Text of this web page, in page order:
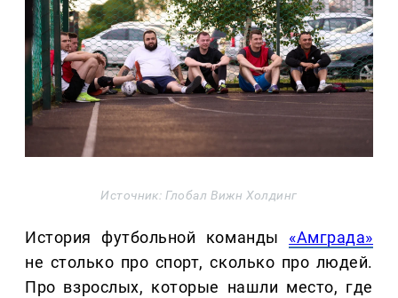
Источник: Глобал Вижн Холдинг
История футбольной команды «Амграда»
не столько про спорт, сколько про людей.
Про взрослых, которые нашли место, где